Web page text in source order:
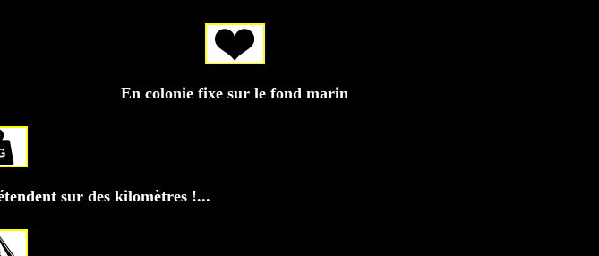
En colonie fixe sur le fond marin
sur des kilomètres !...